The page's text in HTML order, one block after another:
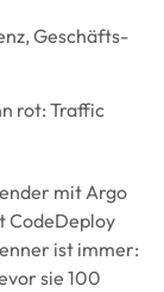
Geschäfts-
rot: Traffic
mit Argo
CodeDeploy
ist immer:
sie 100